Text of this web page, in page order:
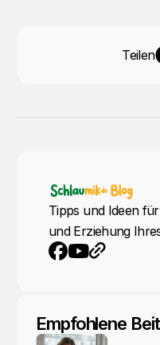
Teilen
Tipps und Ideen
und Erziehung
Empfohlene